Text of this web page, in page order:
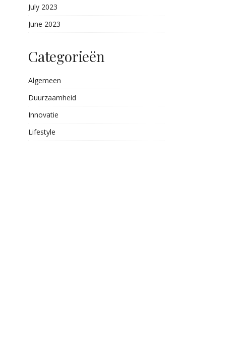
July 2023
June 2023
Categorieën
Algemeen
Duurzaamheid
Innovatie
Lifestyle